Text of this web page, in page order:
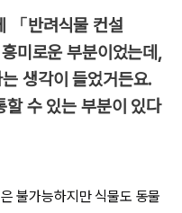
「반려식물 컨설
미로운 부분이었는데,
생각이 들었거든요.
할 수 있는 부분이 있다
불가능하지만 식물도 동물